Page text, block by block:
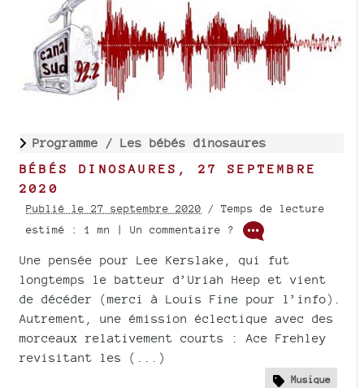
Programme / Les bébés dinosaures
BÉBÉS DINOSAURES, 27 SEPTEMBRE
2020
Publié le 27 septembre 2020 / Temps de lecture
estimé : 1 mn | Un commentaire ?
Une pensée pour Lee Kerslake, qui fut
longtemps le batteur d’Uriah Heep et vient
de décéder (merci à Louis Fine pour l’info).
Autrement, une émission éclectique avec des
morceaux relativement courts : Ace Frehley
revisitant les (...)
Musique